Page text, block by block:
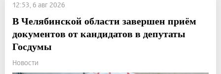
12:53, 6 авг 2026
В Челябинской области завершен приём
документов от кандидатов в депутаты
Госдумы
Новости